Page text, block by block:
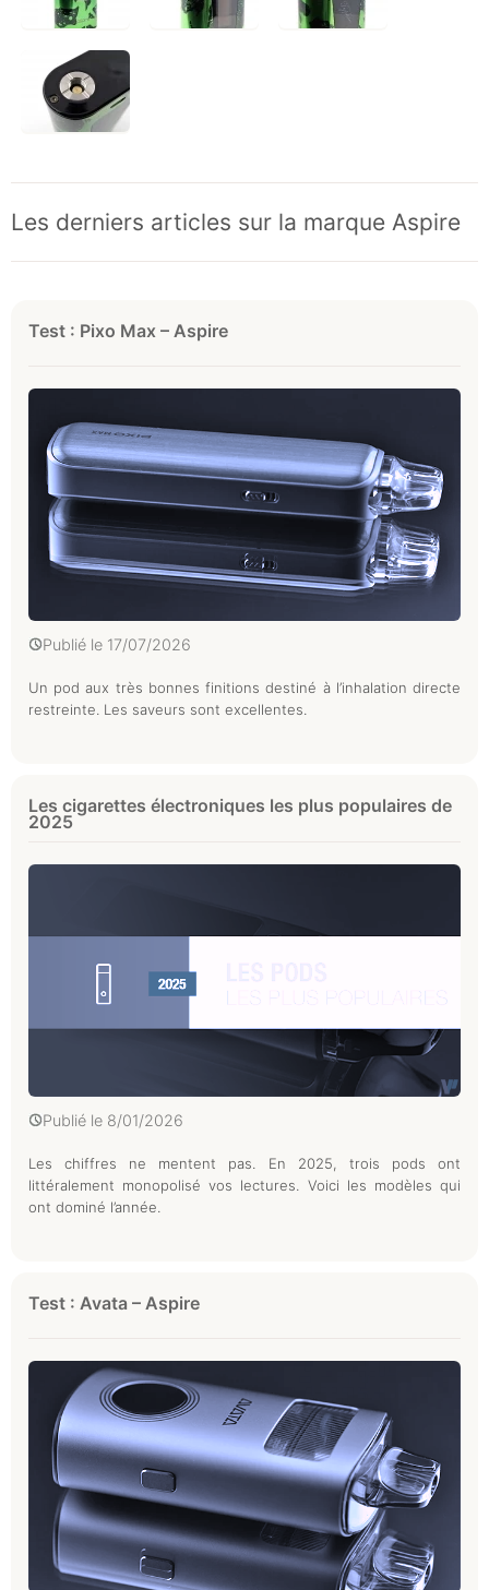
Les derniers articles sur la marque Aspire
Test : Pixo Max – Aspire
Publié le 17/07/2026
Un pod aux très bonnes finitions destiné à l’inhalation directe
restreinte. Les saveurs sont excellentes.
Les cigarettes électroniques les plus populaires de
2025
Publié le 8/01/2026
Les chiffres ne mentent pas. En 2025, trois pods ont
littéralement monopolisé vos lectures. Voici les modèles qui
ont dominé l’année.
Test : Avata – Aspire